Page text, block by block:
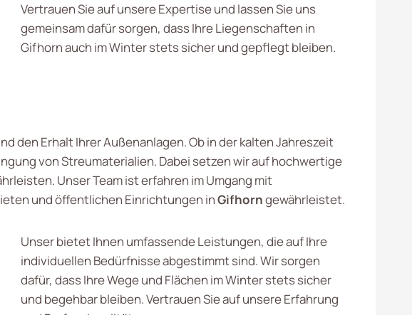
Vertrauen Sie auf unsere Expertise und lassen Sie uns
gemeinsam dafür sorgen, dass Ihre Liegenschaften in
Gifhorn auch im Winter stets sicher und gepflegt bleiben.
den Erhalt Ihrer Außenanlagen. Ob in der kalten Jahreszeit
von Streumaterialien. Dabei setzen wir auf hochwertige
Unser Team ist erfahren im Umgang mit
und öffentlichen Einrichtungen inGifhorngewährleistet.
Unser bietet Ihnen umfassende Leistungen, die auf Ihre
individuellen Bedürfnisse abgestimmt sind. Wir sorgen
dafür, dass Ihre Wege und Flächen im Winter stets sicher
und begehbar bleiben. Vertrauen Sie auf unsere Erfahrung